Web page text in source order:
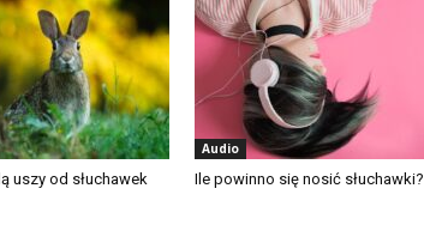
uszy od słuchawek
Audio
Ile powinno się nosić słuchawki?